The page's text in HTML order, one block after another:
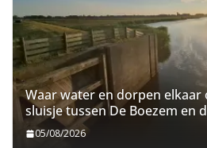
Waar water en dorpen
sluisje tussen De Boezem en
05/08/2026